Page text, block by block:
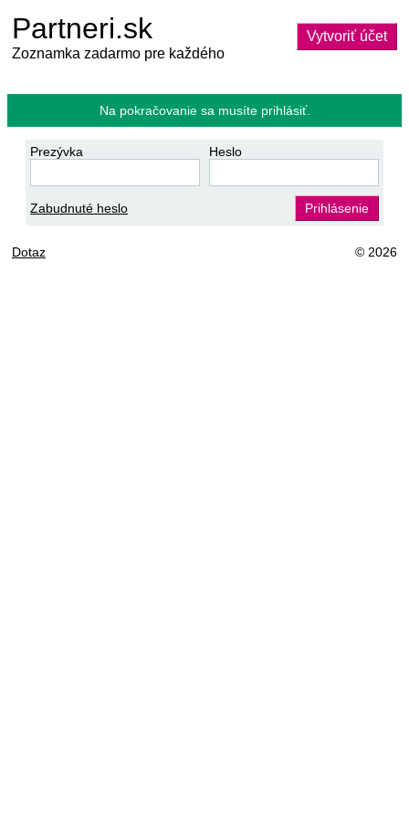
Partneri.sk
Zoznamka zadarmo pre každého
Vytvoriť účet
Na pokračovanie sa musíte prihlásiť.
Prezývka Heslo
Zabudnuté heslo Prihlásenie
Dotaz © 2026